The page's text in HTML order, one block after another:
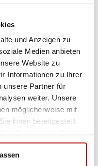
und Anzeigen zu
Medien anbieten
Website zu
Informationen zu Ihrer
unsere Partner für
weiter. Unsere
möglicherweise mit
ihnen bereitgestellt